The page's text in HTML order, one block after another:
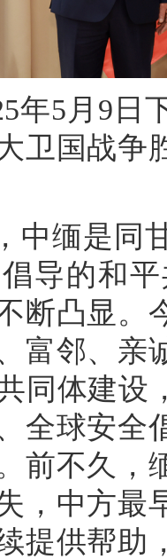
年5月9日
卫国战争
中缅是同
导的和
断凸显。
富邻、亲
同体建设
全球安全
前不久，
，中方最
提供帮助